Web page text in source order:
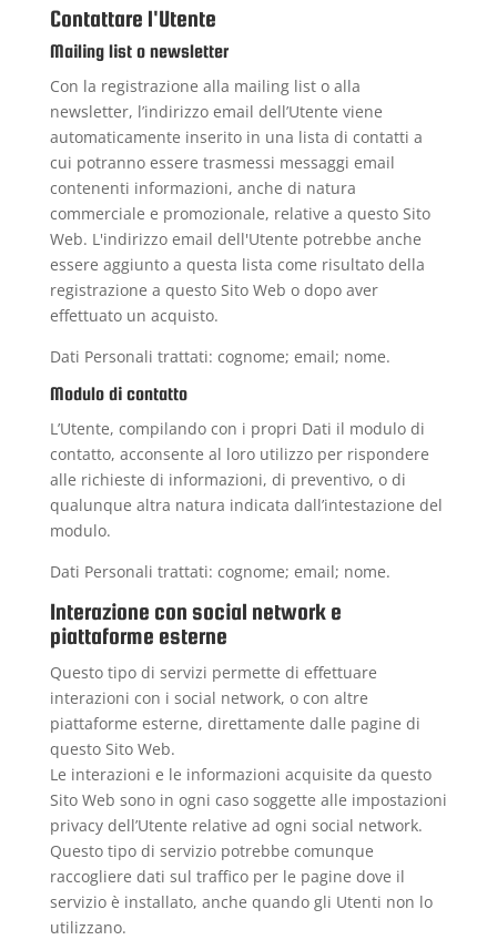
Contattare l'Utente
Mailing list o newsletter
Con la registrazione alla mailing list o alla
newsletter, l’indirizzo email dell’Utente viene
automaticamente inserito in una lista di contatti a
cui potranno essere trasmessi messaggi email
contenenti informazioni, anche di natura
commerciale e promozionale, relative a questo Sito
Web. L'indirizzo email dell'Utente potrebbe anche
essere aggiunto a questa lista come risultato della
registrazione a questo Sito Web o dopo aver
effettuato un acquisto.
Dati Personali trattati: cognome; email; nome.
Modulo di contatto
L’Utente, compilando con i propri Dati il modulo di
contatto, acconsente al loro utilizzo per rispondere
alle richieste di informazioni, di preventivo, o di
qualunque altra natura indicata dall’intestazione del
modulo.
Dati Personali trattati: cognome; email; nome.
Interazione con social network e
piattaforme esterne
Questo tipo di servizi permette di effettuare
interazioni con i social network, o con altre
piattaforme esterne, direttamente dalle pagine di
questo Sito Web.
Le interazioni e le informazioni acquisite da questo
Sito Web sono in ogni caso soggette alle impostazioni
privacy dell’Utente relative ad ogni social network.
Questo tipo di servizio potrebbe comunque
raccogliere dati sul traffico per le pagine dove il
servizio è installato, anche quando gli Utenti non lo
utilizzano.